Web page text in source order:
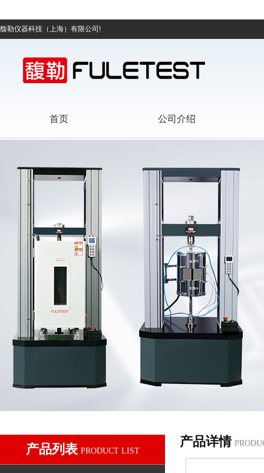
馥勒仪器科技（上海）有限公司!
首页 公司介绍
产品列表 PRODUCT LIST
产品详情